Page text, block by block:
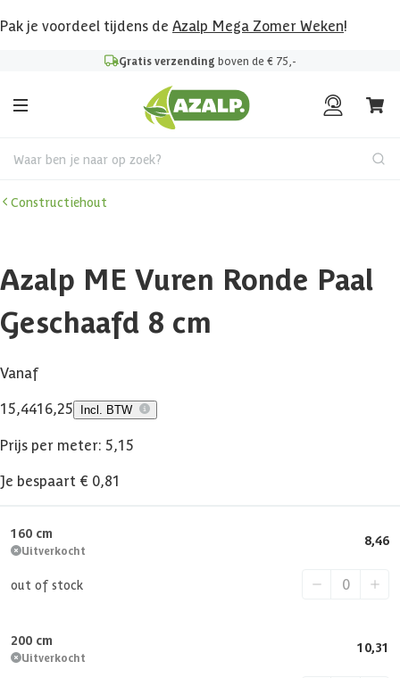
Pak je voordeel tijdens de Azalp Mega Zomer Weken!
Gratis verzending boven de € 75,-
Waar ben je naar op zoek?
Constructiehout
Azalp ME Vuren Ronde Paal
Geschaafd 8 cm
Vanaf
15,4416,25 Incl. BTW
Prijs per meter: 5,15
Je bespaart € 0,81
160 cm
Uitverkocht
out of stock
8,46
200 cm
Uitverkocht
10,31